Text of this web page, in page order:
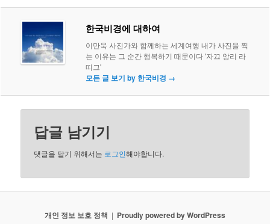
한국비경에 대하여
이만욱 사진가와 함께하는 세계여행 내가 사진을 찍
는 이유는 그 순간 행복하기 때문이다 '자끄 앙리 라
띠그'
모든 글 보기 by 한국비경 →
답글 남기기
댓글을 달기 위해서는 로그인해야합니다.
개인 정보 보호 정책 Proudly powered by WordPress